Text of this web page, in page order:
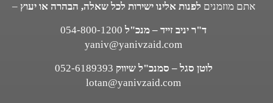
אתם מוזמנים לפנות אלינו ישירות לכל שאלה, הבהרה או יעוץ –
ד"ר יניב זייד – מנכ"ל 054-800-1200
yaniv@yanivzaid.com
לוטן סגל – סמנכ"ל שיווק 052-6189393
lotan@yanivzaid.com